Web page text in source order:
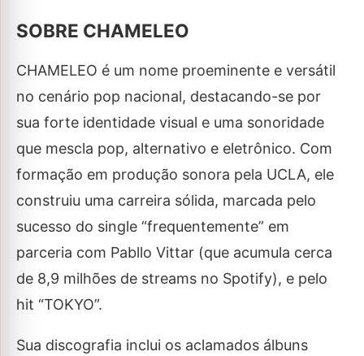
SOBRE CHAMELEO
CHAMELEO é um nome proeminente e versátil
no cenário pop nacional, destacando-se por
sua forte identidade visual e uma sonoridade
que mescla pop, alternativo e eletrônico. Com
formação em produção sonora pela UCLA, ele
construiu uma carreira sólida, marcada pelo
sucesso do single “frequentemente” em
parceria com Pabllo Vittar (que acumula cerca
de 8,9 milhões de streams no Spotify), e pelo
hit “TOKYO”.
Sua discografia inclui os aclamados álbuns